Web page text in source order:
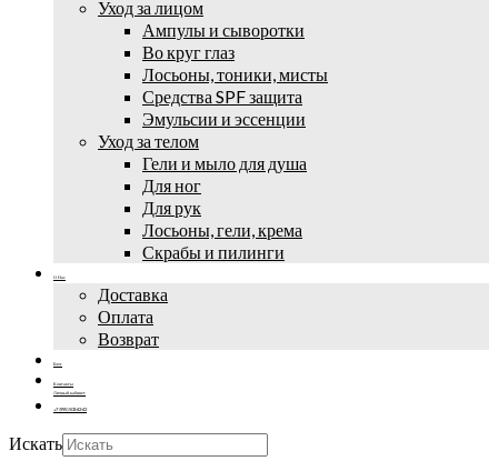
Уход за лицом
Ампулы и сыворотки
Во круг глаз
Лосьоны, тоники, мисты
Средства SPF защита
Эмульсии и эссенции
Уход за телом
Гели и мыло для душа
Для ног
Для рук
Лосьоны, гели, крема
Скрабы и пилинги
О Нас
Доставка
Оплата
Возврат
Блог
Контакты
Личный кабинет
+7 (995) 502-42-42
Искать